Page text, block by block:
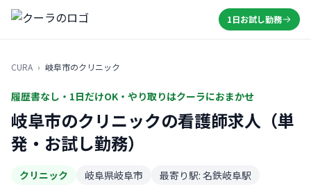
1日お試し勤務
CURA › 岐阜市のクリニック
履歴書なし・1日だけOK・やり取りはクーラにおまかせ
岐阜市のクリニックの看護師求人（単
発・お試し勤務）
クリニック 岐阜県岐阜市 最寄り駅: 名鉄岐阜駅